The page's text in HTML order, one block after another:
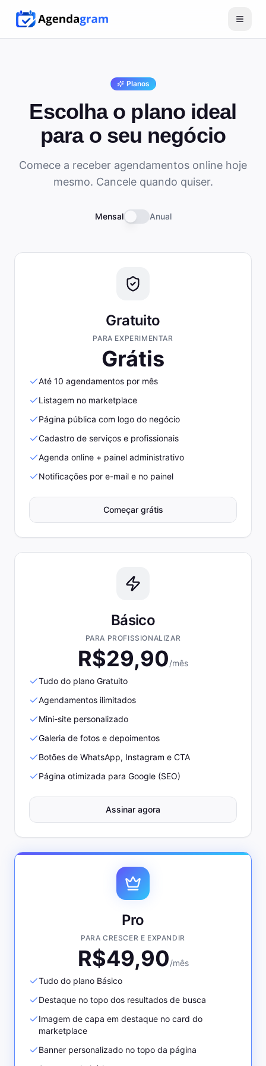
Planos
Escolha o plano ideal
para o seu negócio
Comece a receber agendamentos online hoje
mesmo. Cancele quando quiser.
Mensal Anual
Planos disponíveis
Gratuito
PARA EXPERIMENTAR
Grátis
Até 10 agendamentos por mês
Listagem no marketplace
Página pública com logo do negócio
Cadastro de serviços e profissionais
Agenda online + painel administrativo
Notificações por e-mail e no painel
Começar grátis
Básico
PARA PROFISSIONALIZAR
R$29,90/mês
Tudo do plano Gratuito
Agendamentos ilimitados
Mini-site personalizado
Galeria de fotos e depoimentos
Botões de WhatsApp, Instagram e CTA
Página otimizada para Google (SEO)
Assinar agora
Pro
PARA CRESCER E EXPANDIR
R$49,90/mês
Tudo do plano Básico
Destaque no topo dos resultados de busca
Imagem de capa em destaque no card do
marketplace
Banner personalizado no topo da página